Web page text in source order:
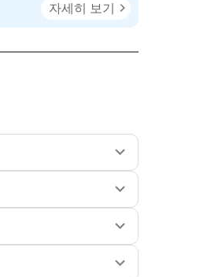
자세히 보기